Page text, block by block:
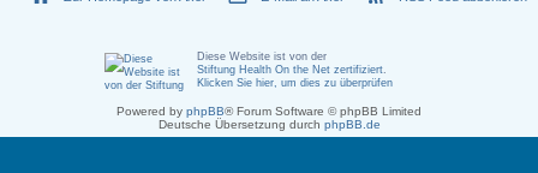
Diese Website ist von der
Stiftung Health On the Net zertifiziert.
Klicken Sie hier, um dies zu überprüfen
Powered by phpBB® Forum Software © phpBB Limited
Deutsche Übersetzung durch phpBB.de